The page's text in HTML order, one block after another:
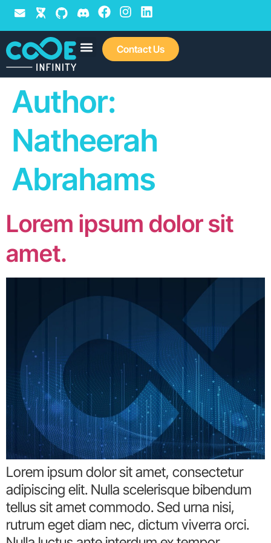
Contact Us
Author:
Natheerah
Abrahams
Lorem ipsum dolor sit
amet.
Lorem ipsum dolor sit amet, consectetur
adipiscing elit. Nulla scelerisque bibendum
tellus sit amet commodo. Sed urna nisi,
rutrum eget diam nec, dictum viverra orci.